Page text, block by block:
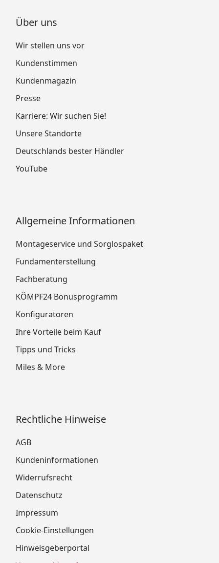
Über uns
Wir stellen uns vor
Kundenstimmen
Kundenmagazin
Presse
Karriere: Wir suchen Sie!
Unsere Standorte
Deutschlands bester Händler
YouTube
Allgemeine Informationen
Montageservice und Sorglospaket
Fundamenterstellung
Fachberatung
KÖMPF24 Bonusprogramm
Konfiguratoren
Ihre Vorteile beim Kauf
Tipps und Tricks
Miles & More
Rechtliche Hinweise
AGB
Kundeninformationen
Widerrufsrecht
Datenschutz
Impressum
Cookie-Einstellungen
Hinweisgeberportal